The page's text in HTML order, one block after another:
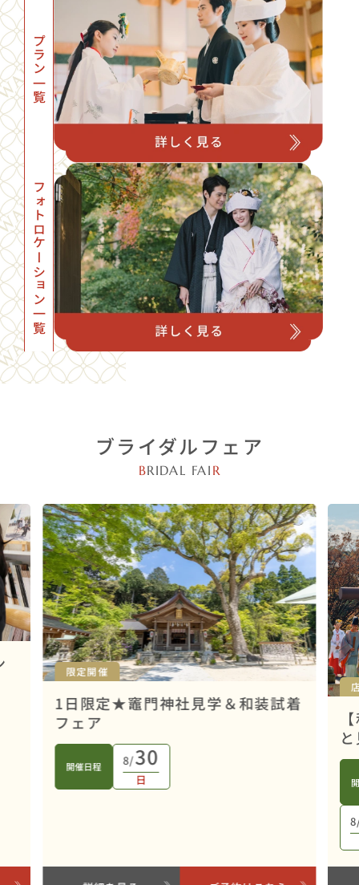
プラン一覧
フォトロケーション一覧
ブライダルフェア
BRIDAL FAI R
限定開催
1日限定★竈門神社見学＆和装試着
フェア
開催日程 8/30
日